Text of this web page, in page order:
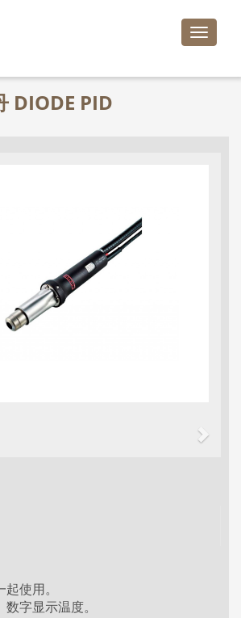
Toggle
DIODE PID
使用。
字显示温度。